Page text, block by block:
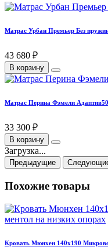
Матрас Урбан Премьер Без
43 680 ₽
В корзину
Матрас Перина Фэмели
33 300 ₽
В корзину
Загрузка...
Предыдущие
Похожие товары
Кровать Мюнхен 140х190